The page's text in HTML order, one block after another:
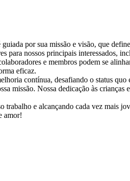
guiada por sua missão e visão, que
para nossos principais interessados,
e membros podem se
eficaz.
contínua, desafiando o status
missão. Nossa dedicação às
trabalho e alcançando cada vez mais
amor!